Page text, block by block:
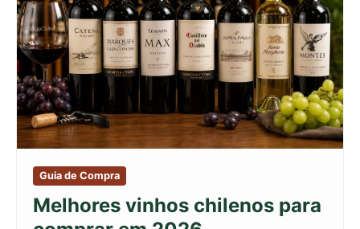
Guia de Compra
Melhores vinhos chilenos para